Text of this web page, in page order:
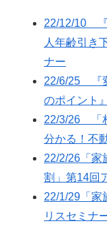
22/12/10 『
人年齢引き
ナー
22/6/25 『
のポイント
22/3/26 「
分かる！不
22/2/26「家
割」第14回
22/1/29「家
リスセミナ